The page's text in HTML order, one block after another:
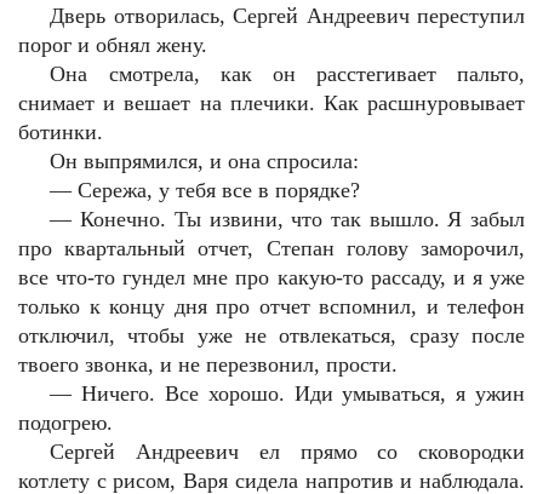
Дверь отворилась, Сергей Андреевич переступил
порог и обнял жену.
Она смотрела, как он расстегивает пальто,
снимает и вешает на плечики. Как расшнуровывает
ботинки.
Он выпрямился, и она спросила:
— Сережа, у тебя все в порядке?
— Конечно. Ты извини, что так вышло. Я забыл
про квартальный отчет, Степан голову заморочил,
все что-то гундел мне про какую-то рассаду, и я уже
только к концу дня про отчет вспомнил, и телефон
отключил, чтобы уже не отвлекаться, сразу после
твоего звонка, и не перезвонил, прости.
— Ничего. Все хорошо. Иди умываться, я ужин
подогрею.
Сергей Андреевич ел прямо со сковородки
котлету с рисом, Варя сидела напротив и наблюдала.